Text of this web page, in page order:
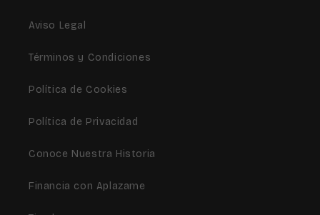
Aviso Legal
Términos y Condiciones
Política de Cookies
Política de Privacidad
Conoce Nuestra Historia
Financia con Aplazame